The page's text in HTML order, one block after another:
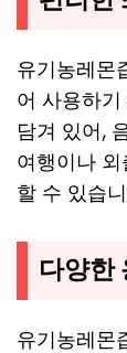
유기농레몬
어 사용하
담겨 있어,
여행이나
할 수 있습
다양한
유기농레몬